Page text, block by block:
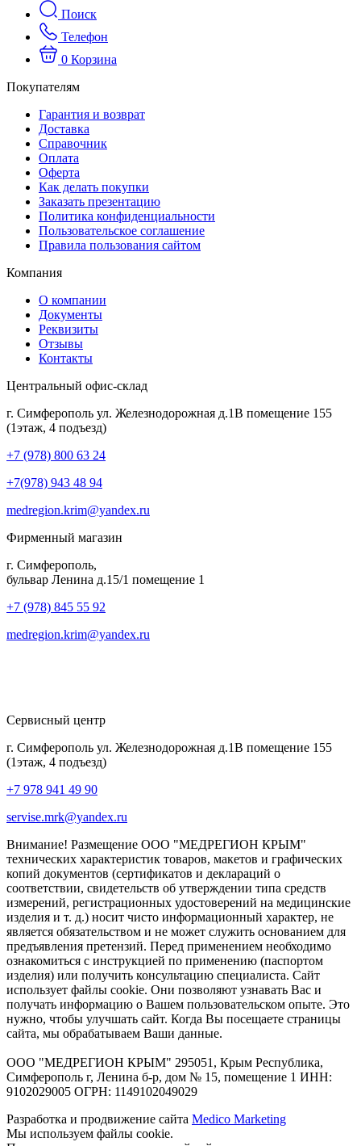
Поиск
Телефон
0 Корзина
Покупателям
Гарантия и возврат
Доставка
Справочник
Оплата
Оферта
Как делать покупки
Заказать презентацию
Политика конфиденциальности
Пользовательское соглашение
Правила пользования сайтом
Компания
О компании
Документы
Реквизиты
Отзывы
Контакты
Центральный офис-склад
г. Симферополь ул. Железнодорожная д.1В помещение 155
(1этаж, 4 подъезд)
+7 (978) 800 63 24
+7(978) 943 48 94
medregion.krim@yandex.ru
Фирменный магазин
г. Симферополь,
бульвар Ленина д.15/1 помещение 1
+7 (978) 845 55 92
medregion.krim@yandex.ru
Сервисный центр
г. Симферополь ул. Железнодорожная д.1В помещение 155
(1этаж, 4 подъезд)
+7 978 941 49 90
servise.mrk@yandex.ru
Внимание! Размещение ООО "МЕДРЕГИОН КРЫМ"
технических характеристик товаров, макетов и графических
копий документов (сертификатов и деклараций о
соответствии, свидетельств об утверждении типа средств
измерений, регистрационных удостоверений на медицинские
изделия и т. д.) носит чисто информационный характер, не
является обязательством и не может служить основанием для
предъявления претензий. Перед применением необходимо
ознакомиться с инструкцией по применению (паспортом
изделия) или получить консультацию специалиста. Сайт
использует файлы cookie. Они позволяют узнавать Вас и
получать информацию о Вашем пользовательском опыте. Это
нужно, чтобы улучшать сайт. Когда Вы посещаете страницы
сайта, мы обрабатываем Ваши данные.
ООО "МЕДРЕГИОН КРЫМ" 295051, Крым Республика,
Симферополь г, Ленина б-р, дом № 15, помещение 1 ИНН:
9102029005 ОГРН: 1149102049029
Разработка и продвижение сайта Medico Marketing
Мы используем файлы cookie.